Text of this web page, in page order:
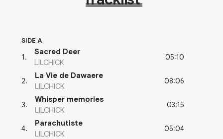
SIDE A
1.
Sacred Deer
LILCHICK
05:10
2.
La Vie de Dawaere
LILCHICK
08:06
3.
Whisper memories
LILCHICK
03:15
4.
Parachutiste
LILCHICK
05:04